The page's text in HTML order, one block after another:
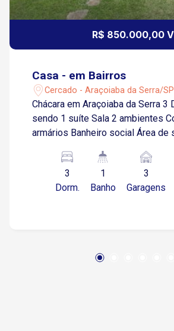
R$ 850.000,00 V
Casa - em Bairros
Cercado - Araçoiaba da Serra/SP
Chácara em Araçoiaba da Serra 3
sendo 1 suíte Sala 2 ambientes Cozinha com
armários Banheiro social Área de
lenha Piscina Campo de futebol
de garagem coberta e ampla área
estacionamento
3
Dorm.
1
Banho
3
Garagens